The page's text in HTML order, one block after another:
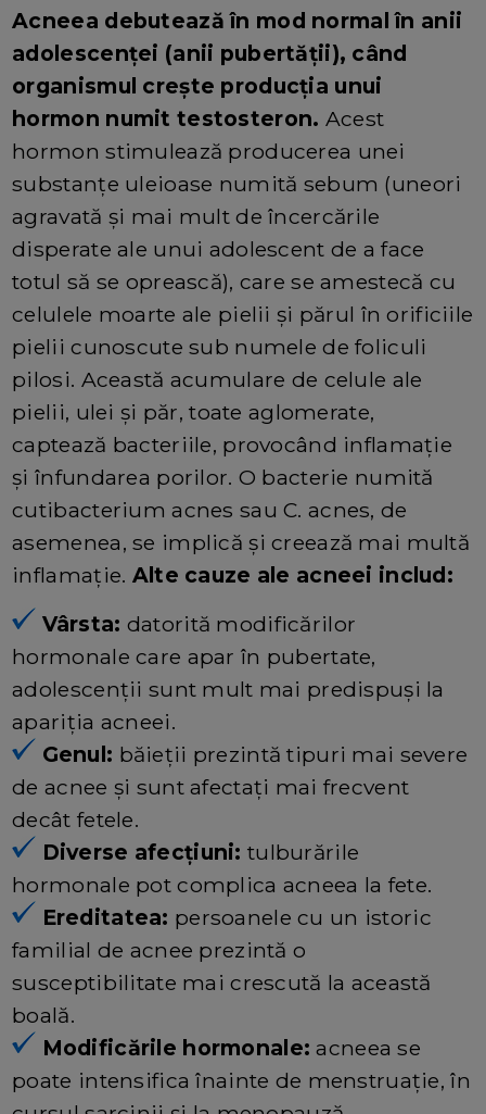
Acneea debutează în mod normal în anii
adolescenței (anii pubertății), când
organismul crește producția unui
hormon numit testosteron. Acest
hormon stimulează producerea unei
substanțe uleioase numită sebum (uneori
agravată și mai mult de încercările
disperate ale unui adolescent de a face
totul să se oprească), care se amestecă cu
celulele moarte ale pielii și părul în orificiile
pielii cunoscute sub numele de foliculi
pilosi. Această acumulare de celule ale
pielii, ulei și păr, toate aglomerate,
captează bacteriile, provocând inflamație
și înfundarea porilor. O bacterie numită
cutibacterium acnes sau C. acnes, de
asemenea, se implică și creează mai multă
inflamație. Alte cauze ale acneei includ:
Vârsta: datorită modificărilor
hormonale care apar în pubertate,
adolescenții sunt mult mai predispuși la
apariția acneei.
Genul: băieții prezintă tipuri mai severe
de acnee și sunt afectați mai frecvent
decât fetele.
Diverse afecțiuni: tulburările
hormonale pot complica acneea la fete.
Ereditatea: persoanele cu un istoric
familial de acnee prezintă o
susceptibilitate mai crescută la această
boală.
Modificările hormonale: acneea se
poate intensifica înainte de menstruație, în